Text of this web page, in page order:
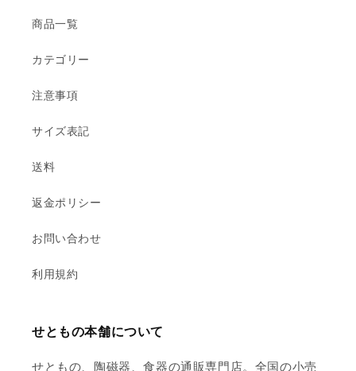
商品一覧
カテゴリー
注意事項
サイズ表記
送料
返金ポリシー
お問い合わせ
利用規約
せともの本舗について
せともの、陶磁器、食器の通販専門店。全国の小売